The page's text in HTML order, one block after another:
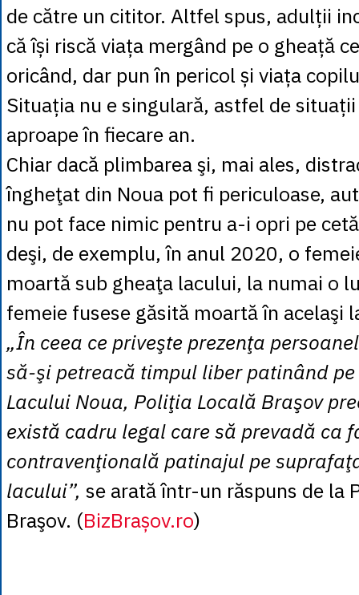
de către un cititor. Altfel spus, adulții
că își riscă viața mergând pe o gheață
oricând, dar pun în pericol și viața
Situația nu e singulară, astfel de
aproape în fiecare an.
Chiar dacă plimbarea şi, mai ales,
îngheţat din Noua pot fi periculoase,
nu pot face nimic pentru a-i opri pe
deşi, de exemplu, în anul 2020, o
moartă sub gheaţa lacului, la numai o
femeie fusese găsită moartă în acelaşi
„În ceea ce priveşte prezenţa
să-şi petreacă timpul liber patinând
Lacului Noua, Poliţia Locală Braşov
există cadru legal care să prevadă ca
contravenţională patinajul pe
lacului”, se arată într-un răspuns de la
Braşov. (BizBrașov.ro)